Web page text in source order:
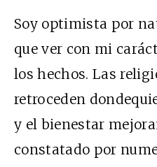
Soy optimista por
que ver con mi
los hechos. Las
retroceden
y el bienestar
constatado por